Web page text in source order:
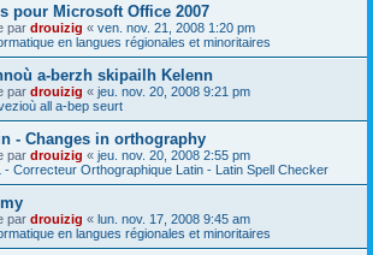
pour Microsoft Office 2007
par drouizig « ven. nov. 21, 2008 1:20 pm
en langues régionales et minoritaires
a-berzh skipailh Kelenn
par drouizig « jeu. nov. 20, 2008 9:21 pm
all a-bep seurt
- Changes in orthography
par drouizig « jeu. nov. 20, 2008 2:55 pm
- Correcteur Orthographique Latin - Latin Spell Checker
par drouizig « lun. nov. 17, 2008 9:45 am
en langues régionales et minoritaires